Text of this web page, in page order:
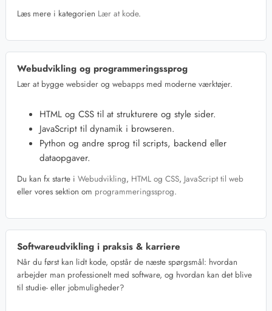
Læs mere i kategorien Lær at kode.
Webudvikling og programmeringssprog
Lær at bygge websider og webapps med moderne værktøjer.
HTML og CSS til at strukturere og style sider.
JavaScript til dynamik i browseren.
Python og andre sprog til scripts, backend eller
dataopgaver.
Du kan fx starte i Webudvikling, HTML og CSS, JavaScript til web
eller vores sektion om programmeringssprog.
Softwareudvikling i praksis & karriere
Når du først kan lidt kode, opstår de næste spørgsmål: hvordan
arbejder man professionelt med software, og hvordan kan det blive
til studie- eller jobmuligheder?